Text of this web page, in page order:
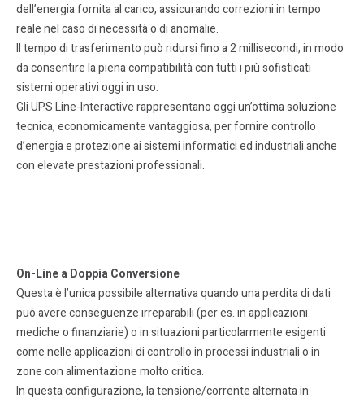
dell’energia fornita al carico, assicurando correzioni in tempo
reale nel caso di necessità o di anomalie.
Il tempo di trasferimento può ridursi fino a 2 millisecondi, in modo
da consentire la piena compatibilità con tutti i più sofisticati
sistemi operativi oggi in uso.
Gli UPS Line-Interactive rappresentano oggi un’ottima soluzione
tecnica, economicamente vantaggiosa, per fornire controllo
d’energia e protezione ai sistemi informatici ed industriali anche
con elevate prestazioni professionali.
On-Line a Doppia Conversione
Questa è l’unica possibile alternativa quando una perdita di dati
può avere conseguenze irreparabili (per es. in applicazioni
mediche o finanziarie) o in situazioni particolarmente esigenti
come nelle applicazioni di controllo in processi industriali o in
zone con alimentazione molto critica.
In questa configurazione, la tensione/corrente alternata in